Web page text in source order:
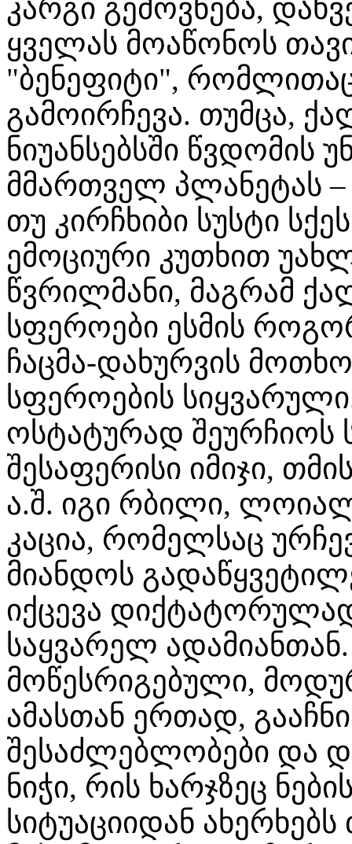
კარგი გემოვნება,
ყველას მოაწონოს
"ბენეფიტი", რომლითაც
გამოირჩევა. თუმცა,
ნიუანსებსში წვდომის
მმართველ პლანეტას
თუ კირჩხიბი სუსტი
ემოციური კუთხით
წვრილმანი, მაგრამ
სფეროები ესმის
ჩაცმა-დახურვის
სფეროების
ოსტატურად შეურჩიოს
შესაფერისი იმიჯი,
ა.შ. იგი რბილი,
კაცია, რომელსაც
მიანდოს
იქცევა
საყვარელ
მოწესრიგებული,
ამასთან ერთად,
შესაძლებლობები და
ნიჭი, რის ხარჯზეც
სიტუაციიდან